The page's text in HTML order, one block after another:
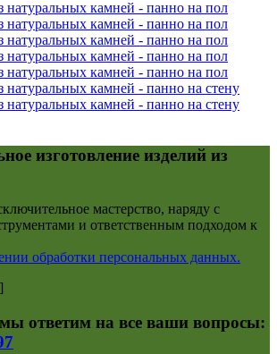
изготовление изделий из
мастерство, наряду с
и ответственным подходом к
обработки персональных данных.
ответим на все ваши вопросы: